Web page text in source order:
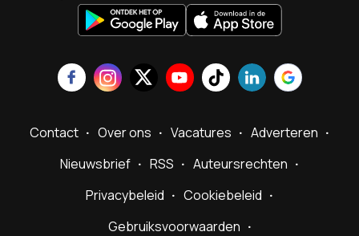
Contact Over ons Vacatures
Adverteren
Nieuwsbrief
RSS
Auteursrechten
Privacybeleid
Cookiebeleid
Gebruiksvoorwaarden